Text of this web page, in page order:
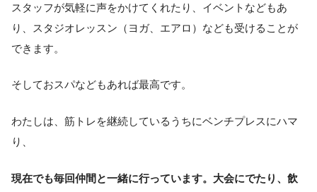
スタッフが気軽に声をかけてくれたり、イベントなどもあ
り、
スタジオレッスン（ヨガ、エアロ）なども受けることが
できます。
そしておスパなどもあれば最高です。
わたしは、筋トレを継続しているうちにベンチプレスにハマ
り、
現在でも毎回仲間と一緒に行っています。大会にでたり、飲